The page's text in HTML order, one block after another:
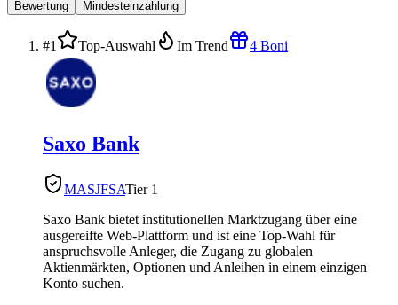
Bewertung Mindesteinzahlung
#1 Top-Auswahl Im Trend 4 Boni
Saxo Bank
MASJFSATier 1
Saxo Bank bietet institutionellen Marktzugang über eine
ausgereifte Web-Plattform und ist eine Top-Wahl für
anspruchsvolle Anleger, die Zugang zu globalen
Aktienmärkten, Optionen und Anleihen in einem einzigen
Konto suchen.